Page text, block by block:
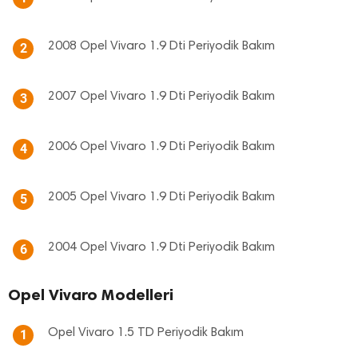
2 2008 Opel Vivaro 1.9 Dti Periyodik Bakım
3 2007 Opel Vivaro 1.9 Dti Periyodik Bakım
4 2006 Opel Vivaro 1.9 Dti Periyodik Bakım
5 2005 Opel Vivaro 1.9 Dti Periyodik Bakım
6 2004 Opel Vivaro 1.9 Dti Periyodik Bakım
Opel Vivaro Modelleri
1 Opel Vivaro 1.5 TD Periyodik Bakım